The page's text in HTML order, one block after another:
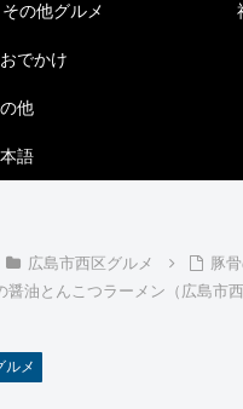
の他グルメ
でかけ
他
語
広島市西区グルメ
豚
醤油とんこつラーメン（広島市
ルメ